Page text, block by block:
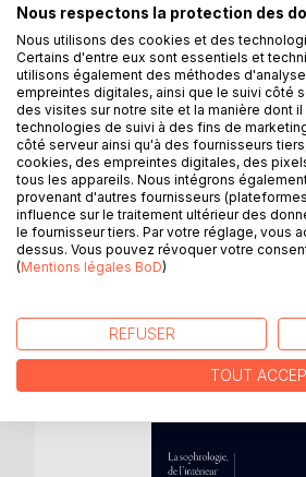
DESCRIPTION
Mouvements
connue jusqu'à
n'ont pas été vains car
maintes formes,
Ce livre, illustré de
XXIIe siècle jusqu'au
L'exploration de tous
du temps au sein de la
nouveau système ?...
D’AUTRES
Nous respectons la protection des
Nous utilisons des cookies et des
Certains d'entre eux sont essentiels et
utilisons également des méthodes
empreintes digitales, ainsi que le suivi côté
des visites sur notre site et la manière dont
technologies de suivi à des fins de
côté serveur ainsi qu'à des fournisseurs
cookies, des empreintes digitales, des
tous les appareils. Nous intégrons
provenant d'autres fournisseurs
influence sur le traitement ultérieur des
le fournisseur tiers. Par votre réglage, vous
dessus. Vous pouvez révoquer votre
(Mentions légales BoD)
REFUSER
TOUT